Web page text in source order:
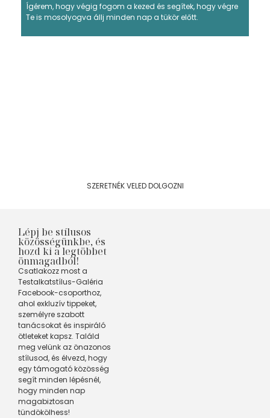
Ígérem, hogy végig fogom a kezed és segítek, hogy végre
Te is mosolyogva állj minden nap a tükör előtt.
SZERETNÉK VELED DOLGOZNI
Lépj be stílusos
közösségünkbe, és
hozd ki a legtöbbet
önmagadból!
Csatlakozz most a
Testalkatstílus-Galéria
Facebook-csoporthoz,
ahol exkluzív tippeket,
személyre szabott
tanácsokat és inspiráló
ötleteket kapsz. Találd
meg velünk az önazonos
stílusod, és élvezd, hogy
egy támogató közösség
segít minden lépésnél,
hogy minden nap
magabiztosan
tündökölhess!